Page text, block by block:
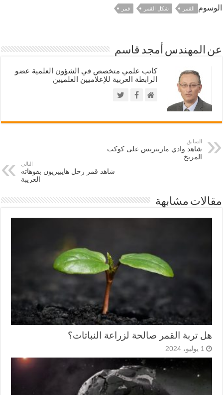
الوسوم القمر شكل القمر قمر
عن المهندس أمجد قاسم
كاتب علمي متخصص في الشؤون العلمية عضو
الرابطة العربية للإعلاميين العلميين
السابق
شاهد وادي مارينريس على كوكب
المريخ
التالي
شاهد قمر زحل هايبيريون بفوهاته
الغريبة
مقالات مشابهة
هل تربة القمر صالحة لزراعة النباتات؟
1 يوليو، 2024